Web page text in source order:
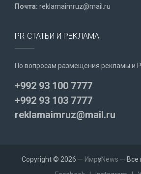
Почта: reklamaimruz@mail.ru
PR-СТАТЬИ И РЕКЛАМА
По вопросам размещения рекламы и
+992 93 100 7777
+992 93 103 7777
reklamaimruz@mail.ru
Copyright © 2026 — ИмрӯзNews — Все